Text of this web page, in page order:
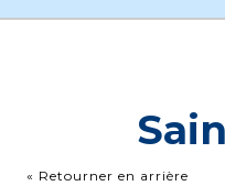
« Retourner en arrière